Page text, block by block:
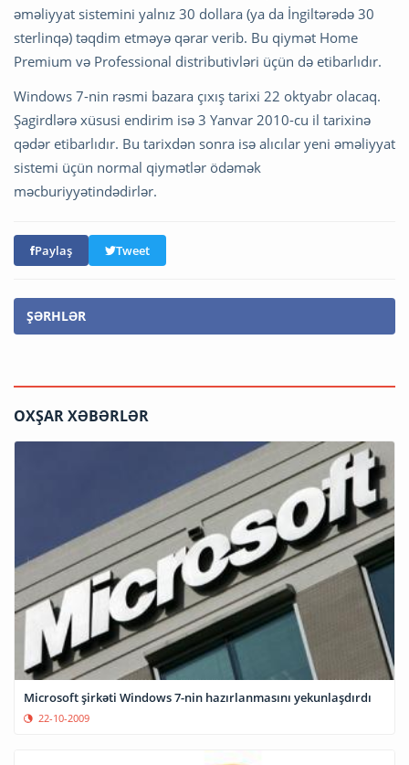
əməliyyat sistemini yalnız 30 dollara (ya da İngiltərədə 30
sterlinqə) təqdim etməyə qərar verib. Bu qiymət Home
Premium və Professional distributivləri üçün də etibarlıdır.
Windows 7-nin rəsmi bazara çıxış tarixi 22 oktyabr olacaq.
Şagirdlərə xüsusi endirim isə 3 Yanvar 2010-cu il tarixinə
qədər etibarlıdır. Bu tarixdən sonra isə alıcılar yeni əməliyyat
sistemi üçün normal qiymətlər ödəmək
məcburiyyətindədirlər.
Paylaş Tweet
ŞƏRHLƏR
OXŞAR XƏBƏRLƏR
Microsoft şirkəti Windows 7-nin hazırlanmasını yekunlaşdırdı
22-10-2009